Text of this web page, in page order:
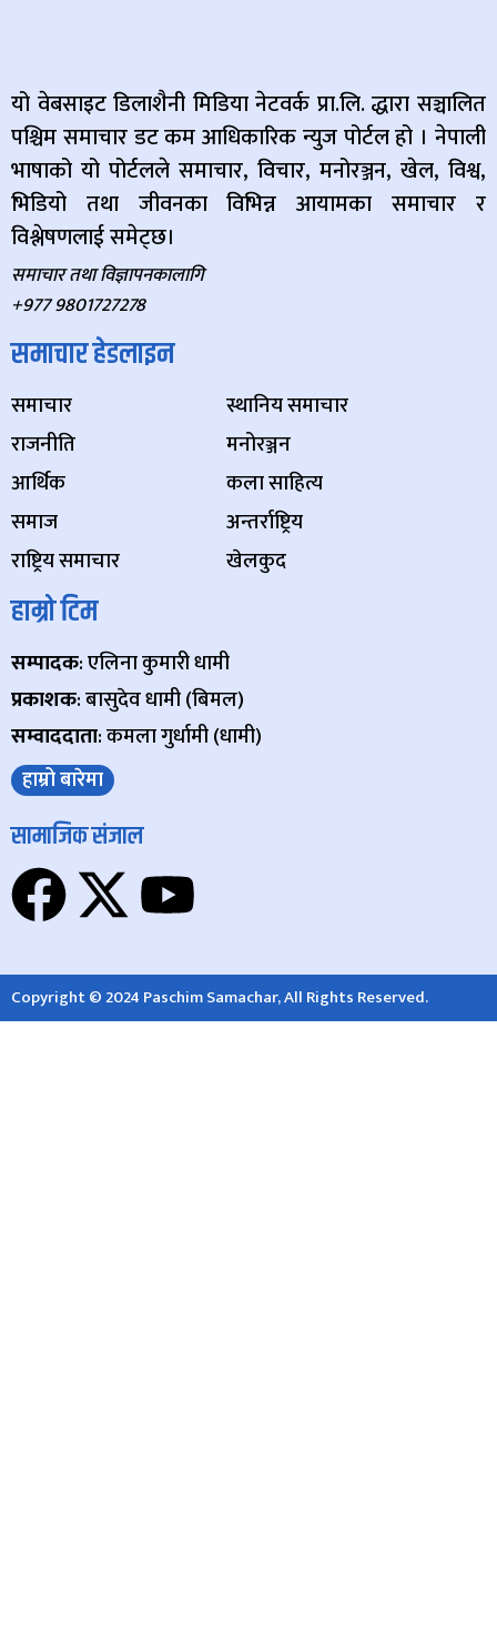
यो वेबसाइट डिलाशैनी मिडिया नेटवर्क प्रा.लि. द्धारा सञ्चालित
पश्चिम समाचार डट कम आधिकारिक न्युज पोर्टल हो । नेपाली
भाषाको यो पोर्टलले समाचार, विचार, मनोरञ्जन, खेल, विश्व,
भिडियो तथा जीवनका विभिन्न आयामका समाचार र
विश्लेषणलाई समेट्छ।
समाचार तथा विज्ञापनकालागि
+977 9801727278
समाचार हेडलाइन
समाचार
राजनीति
आर्थिक
समाज
राष्ट्रिय समाचार
स्थानिय समाचार
मनोरञ्जन
कला साहित्य
अन्तर्राष्ट्रिय
खेलकुद
हाम्रो टिम
सम्पादक: एलिना कुमारी धामी
प्रकाशक: बासुदेव धामी (बिमल)
सम्वाददाता: कमला गुर्धामी (धामी)
हाम्रो बारेमा
सामाजिक संजाल
Copyright © 2024 Paschim Samachar, All Rights Reserved.